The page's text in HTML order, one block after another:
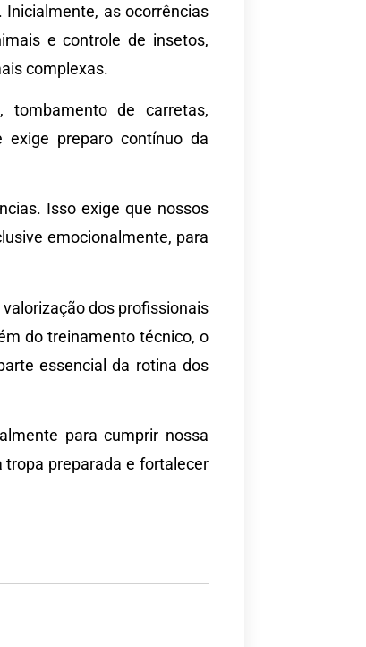
as ocorrências
e controle de insetos,
complexas.
tombamento de carretas,
preparo contínuo da
Isso exige que nossos
emocionalmente, para
dos profissionais
do treinamento técnico, o
essencial da rotina dos
para cumprir nossa
preparada e fortalecer